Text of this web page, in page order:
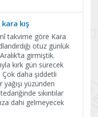
kara kış
takvime göre Kara
otuz günlük
girmiştik.
kırk gün sürecek
Çok daha şiddetli
yağışı yüzünden
sıkıntılar
dahi gelmeyecek